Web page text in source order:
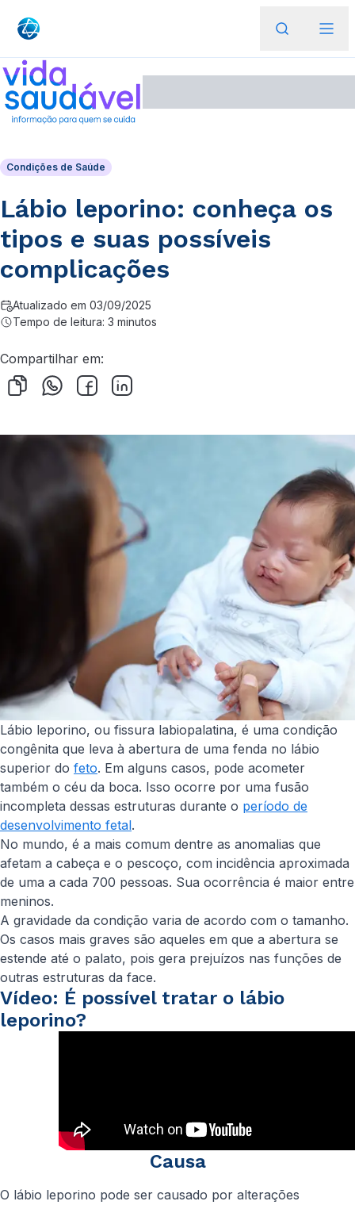
Condições de Saúde
Lábio leporino: conheça os
tipos e suas possíveis
complicações
Atualizado em 03/09/2025
Tempo de leitura: 3 minutos
Compartilhar em:
Lábio leporino, ou fissura labiopalatina, é uma condição
congênita que leva à abertura de uma fenda no lábio
superior do feto. Em alguns casos, pode acometer
também o céu da boca. Isso ocorre por uma fusão
incompleta dessas estruturas durante o período de
desenvolvimento fetal.
No mundo, é a mais comum dentre as anomalias que
afetam a cabeça e o pescoço, com incidência aproximada
de uma a cada 700 pessoas. Sua ocorrência é maior entre
meninos.
A gravidade da condição varia de acordo com o tamanho.
Os casos mais graves são aqueles em que a abertura se
estende até o palato, pois gera prejuízos nas funções de
outras estruturas da face.
Vídeo: É possível tratar o lábio
leporino?
Causa
O lábio leporino pode ser causado por alterações